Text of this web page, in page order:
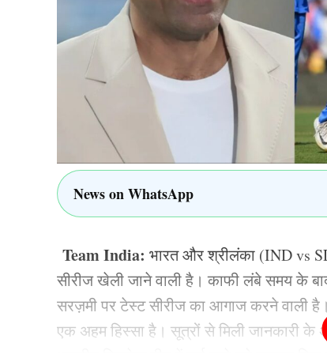
पहले टी20 के लिए
संजू सैमसन, अभिषेक शर्मा, सूर्यकुमार यादव,
चक्रवर्ती, जसप्रीत बुमराह, शिवम दुबे, कुलदीप
ALSO READ:श्रेयस अय्यर की छुट्टी, तिलक
सूर्यकुमार यादव ने 1 दिन पहले कर दिया ऐलान
Shreyas Iyer Suryakumar Yadav Team India
News on WhatsApp
Team India: भारत और श्रीलंका (IND vs
सीरीज खेली जाने वाली है। काफी लंबे समय के
सरज़मी पर टेस्ट सीरीज का आगाज करने वाली है।
एक अहम हिस्सा है। सूत्रों से मिली जानकारी